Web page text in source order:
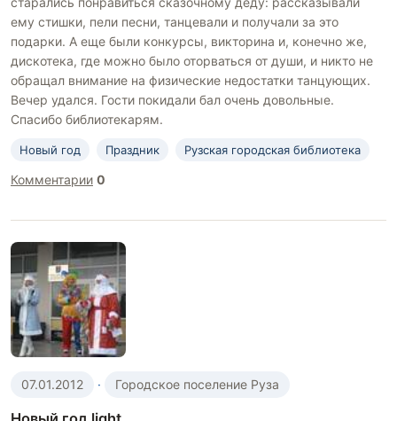
ему стишки, пели песни, танцевали и получали за это
подарки. А еще были конкурсы, викторина и, конечно же,
дискотека, где можно было оторваться от души, и никто не
обращал внимание на физические недостатки танцующих.
Вечер удался. Гости покидали бал очень довольные.
Спасибо библиотекарям.
Новый год Праздник Рузская городская библиотека
Комментарии 0
07.01.2012 · Городское поселение Руза